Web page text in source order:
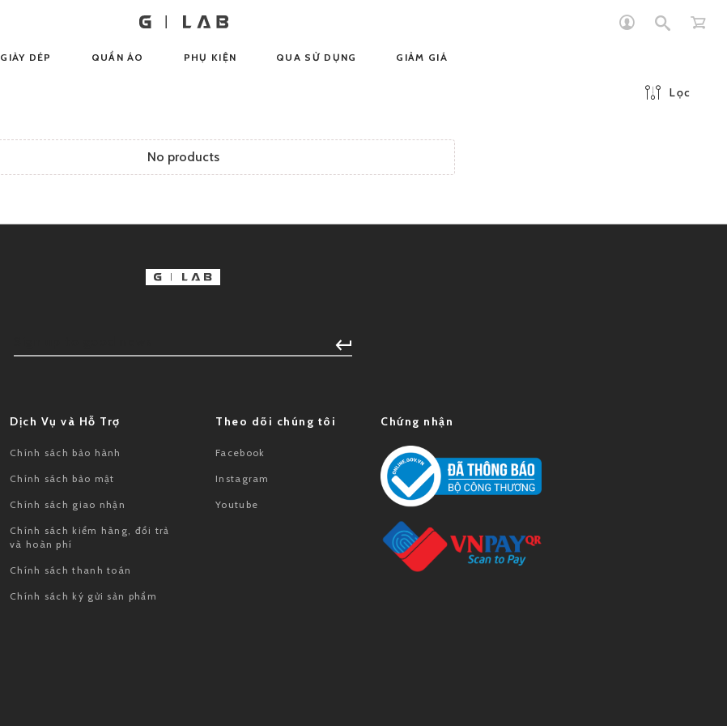
GIÀY DÉP QUẦN ÁO PHỤ KIỆN QUA SỬ DỤNG GIẢM GIÁ
Lọc
No products
Dịch Vụ và Hỗ Trợ
Chính sách bảo hành
Chính sách bảo mật
Chính sách giao nhận
Chính sách kiểm hàng, đổi trả
và hoàn phí
Chính sách thanh toán
Chính sách ký gửi sản phẩm
Theo dõi chúng tôi
Facebook
Instagram
Youtube
Chứng nhận